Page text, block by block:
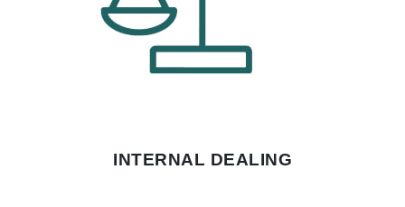
INTERNAL DEALING